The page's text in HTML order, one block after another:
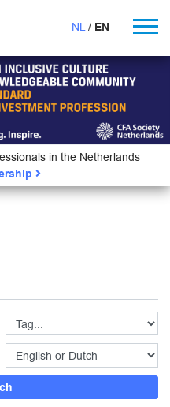
NL EN
in the Netherlands